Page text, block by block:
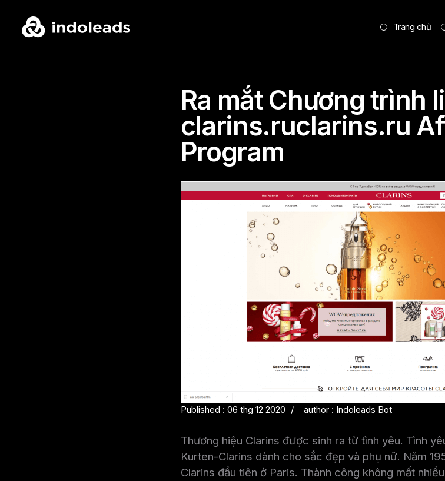
Trang chủ
Ra mắt Chương trình
clarins.ruclarins.ru
Program
Published : 06 thg 12 2020 author : Indoleads Bot
Thương hiệu Clarins được sinh ra từ tình yêu. Tình
Kurten-Clarins dành cho sắc đẹp và phụ nữ. Năm
Clarins đầu tiên ở Paris. Thành công không mất